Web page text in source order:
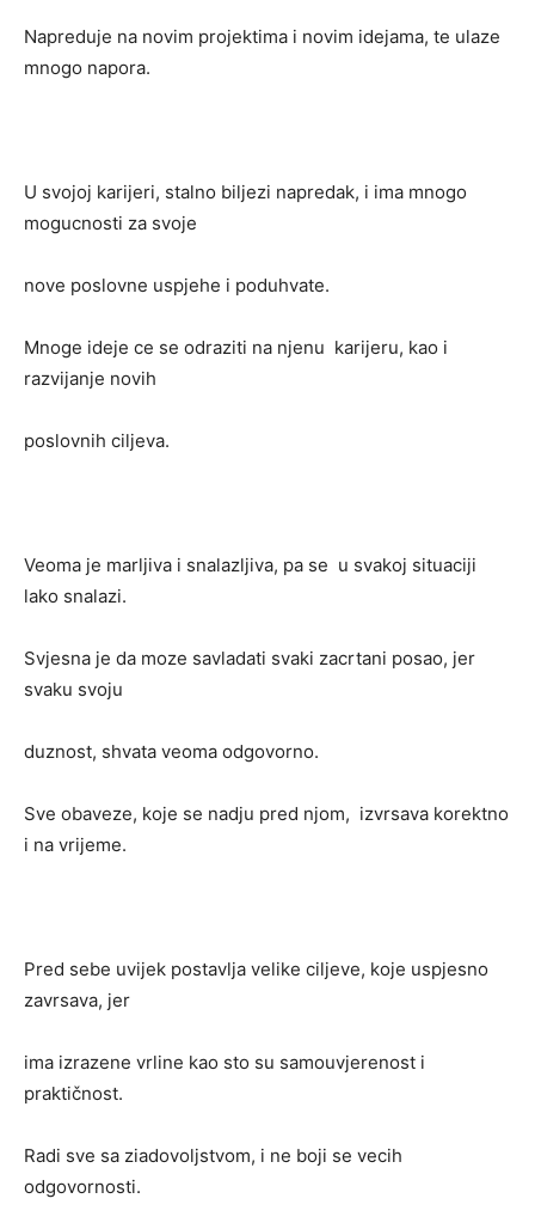
Napreduje na novim projektima i novim idejama, te ulaze
mnogo napora.
U svojoj karijeri, stalno biljezi napredak, i ima mnogo
mogucnosti za svoje
nove poslovne uspjehe i poduhvate.
Mnoge ideje ce se odraziti na njenu karijeru, kao i
razvijanje novih
poslovnih ciljeva.
Veoma je marljiva i snalazljiva, pa se u svakoj situaciji
lako snalazi.
Svjesna je da moze savladati svaki zacrtani posao, jer
svaku svoju
duznost, shvata veoma odgovorno.
Sve obaveze, koje se nadju pred njom, izvrsava korektno
i na vrijeme.
Pred sebe uvijek postavlja velike ciljeve, koje uspjesno
zavrsava, jer
ima izrazene vrline kao sto su samouvjerenost i
praktičnost.
Radi sve sa ziadovoljstvom, i ne boji se vecih
odgovornosti.